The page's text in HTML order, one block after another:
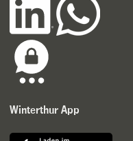
Winterthur App